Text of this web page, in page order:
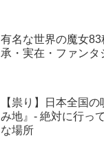
有名な世界の魔女
承・実在・ファンタ
【祟り】日本全国
み地』- 絶対に行っ
な場所